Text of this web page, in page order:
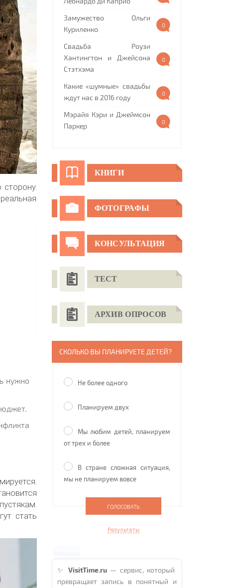
нужно
стать
Замужество Ольги
Куриленко
0
Свадьба Роузи
Хантингтон и Джейсона
Стэтхэма
0
Какие «шумные» свадьбы
ждут нас в 2016 году
0
Мэрайя Кэри и Джеймсон
Паркер
0
КНИГИ
ФОТОГРАФЫ
КОНСУЛЬТАЦИЯ
ТЕСТ
АРХИВ ОПРОСОВ
СКОЛЬКО ВЫ ПЛАНИРУЕТЕ ДЕТЕЙ?
Не более одного
Планируем двух
Мы любим детей, планируем
от трех и более
В стране сложная ситуация,
мы не планируем вовсе
Результаты
✨ VisitTime.ru— сервис, который
превращает запись в понятный и